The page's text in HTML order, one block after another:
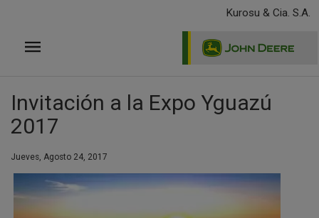
principal
Kurosu & Cia. S.A.
Invitación a la Expo Yguazú
2017
Jueves, Agosto 24, 2017